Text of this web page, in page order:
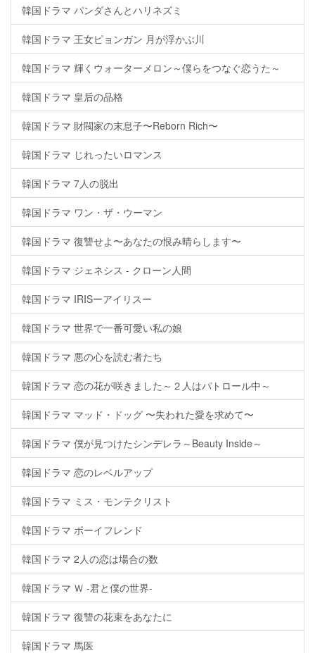
韓国ドラマ パンダさんとハリネズミ
韓国ドラマ 王女ピョンガン 月が浮かぶ川
韓国ドラマ 輝くウォーターメロン～僕らをつなぐ恋うた～
韓国ドラマ 皇后の品格
韓国ドラマ 財閥家の末息子〜Reborn Rich〜
韓国ドラマ じれったいロマンス
韓国ドラマ 7人の脱出
韓国ドラマ ワン・ザ・ウーマン
韓国ドラマ 復讐せよ〜あなたの恨み晴らします〜
韓国ドラマ ジェネシス - クローン人間
韓国ドラマ IRISーアイリスー
韓国ドラマ 世界で一番可愛い私の娘
韓国ドラマ 悪の心を読む者たち
韓国ドラマ 恋の花が咲きました～２人はパトロール中～
韓国ドラマ マッド・ドッグ 〜失われた愛を求めて〜
韓国ドラマ 僕が見つけたシンデレラ～Beauty Inside～
韓国ドラマ 恋のレベルアップ
韓国ドラマ ミス・モンテクリスト
韓国ドラマ ボーイフレンド
韓国ドラマ 2人の恋は場合の数
韓国ドラマ Ｗ -君と僕の世界-
韓国ドラマ 復讐の花束をあなたに
韓国ドラマ 馬医